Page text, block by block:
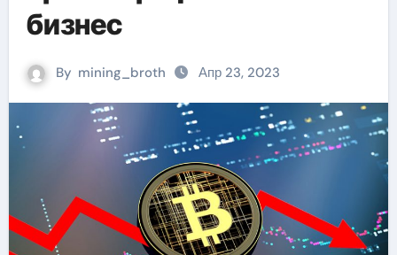
бизнес
By mining_broth Апр 23, 2023